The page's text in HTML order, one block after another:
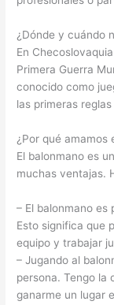
¿Dónde y cuándo
En
Primera Guerra
conocido como
las primeras
¿Por qué amamos
El balonmano es
muchas ventajas.
– El balonmano es
Esto significa que
equipo y trabajar
– Jugando al
persona. Tengo la
ganarme un lugar